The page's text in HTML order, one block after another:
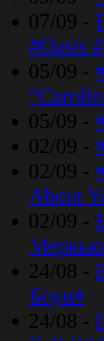
07/09 -
#Oasis #
05/09 -
05/09 -
02/09 -
02/09 -
About
02/09 -
24/08 -
Боуи#
24/08 -